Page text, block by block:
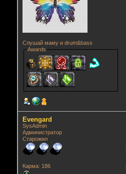
Слушай маму и drum&bass
Awards
Evengard
SysAdmin
Администратор
Старожил
Карма: 186